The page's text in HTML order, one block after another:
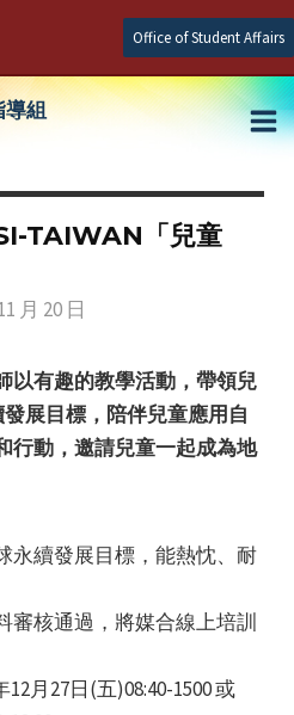
Office of Student Affairs
組
TAIWAN「兒童
月 20 日
以有趣的教學活動，帶領兒
發展目標，陪伴兒童應用自
行動，邀請兒童一起成為地
永續發展目標，能熱忱、耐
審核通過，將媒合線上培訓
12月27日(五)08:40-1500 或